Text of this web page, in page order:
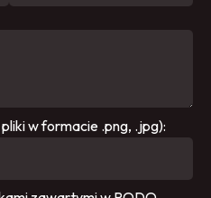
w formacie .png, .jpg):